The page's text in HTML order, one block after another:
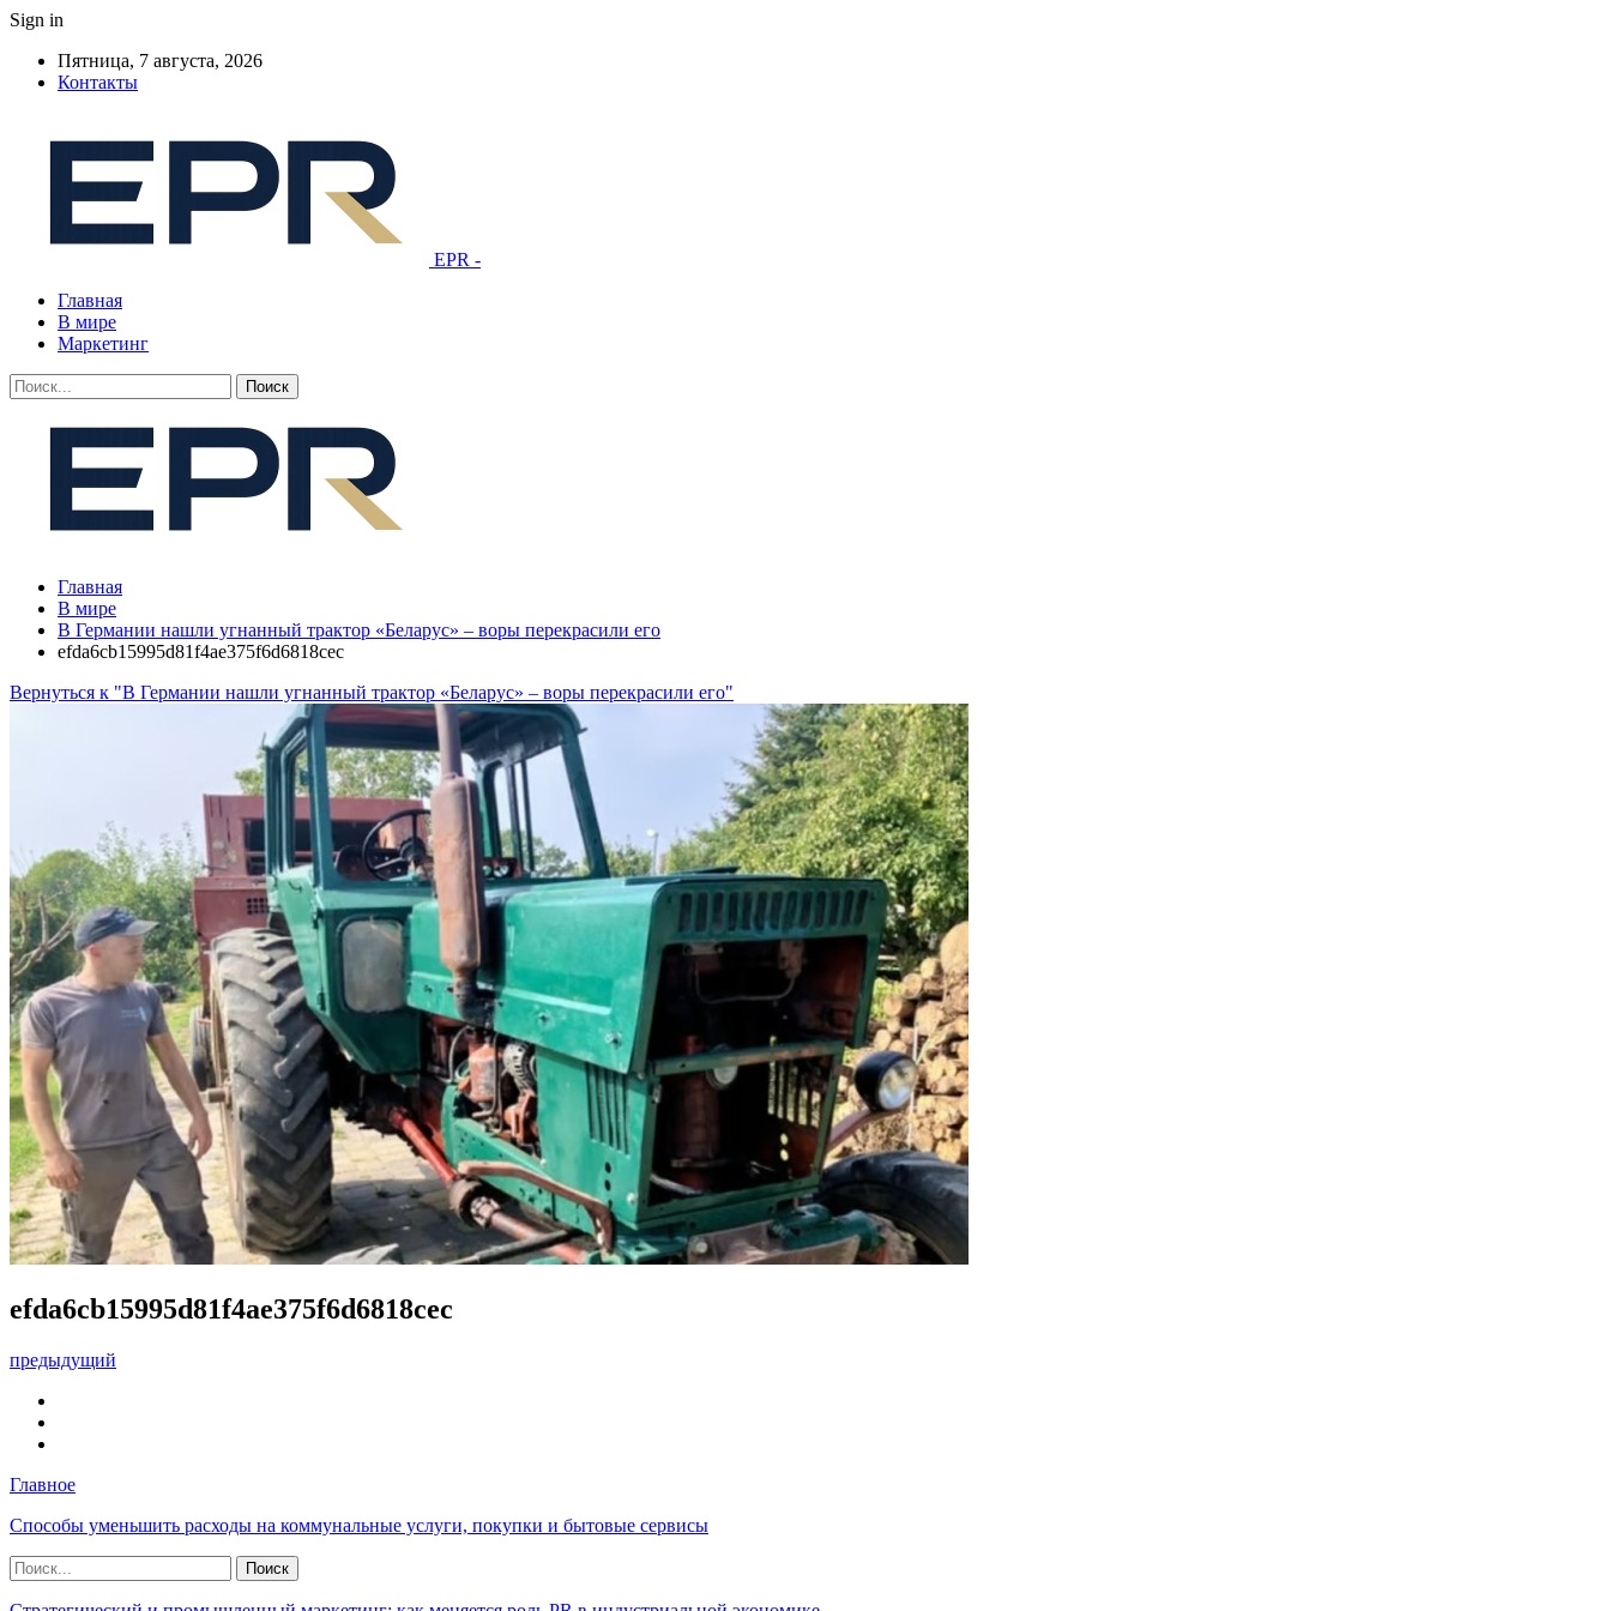
Sign in
Пятница, 7 августа, 2026
Контакты
EPR -
Главная
В мире
Маркетинг
Главная
В мире
В Германии нашли угнанный трактор «Беларус» – воры перекрасили его
efda6cb15995d81f4ae375f6d6818cec
Вернуться к "В Германии нашли угнанный трактор «Беларус» – воры перекрасили его"
efda6cb15995d81f4ae375f6d6818cec
предыдущий
Главное
Способы уменьшить расходы на коммунальные услуги, покупки и бытовые сервисы